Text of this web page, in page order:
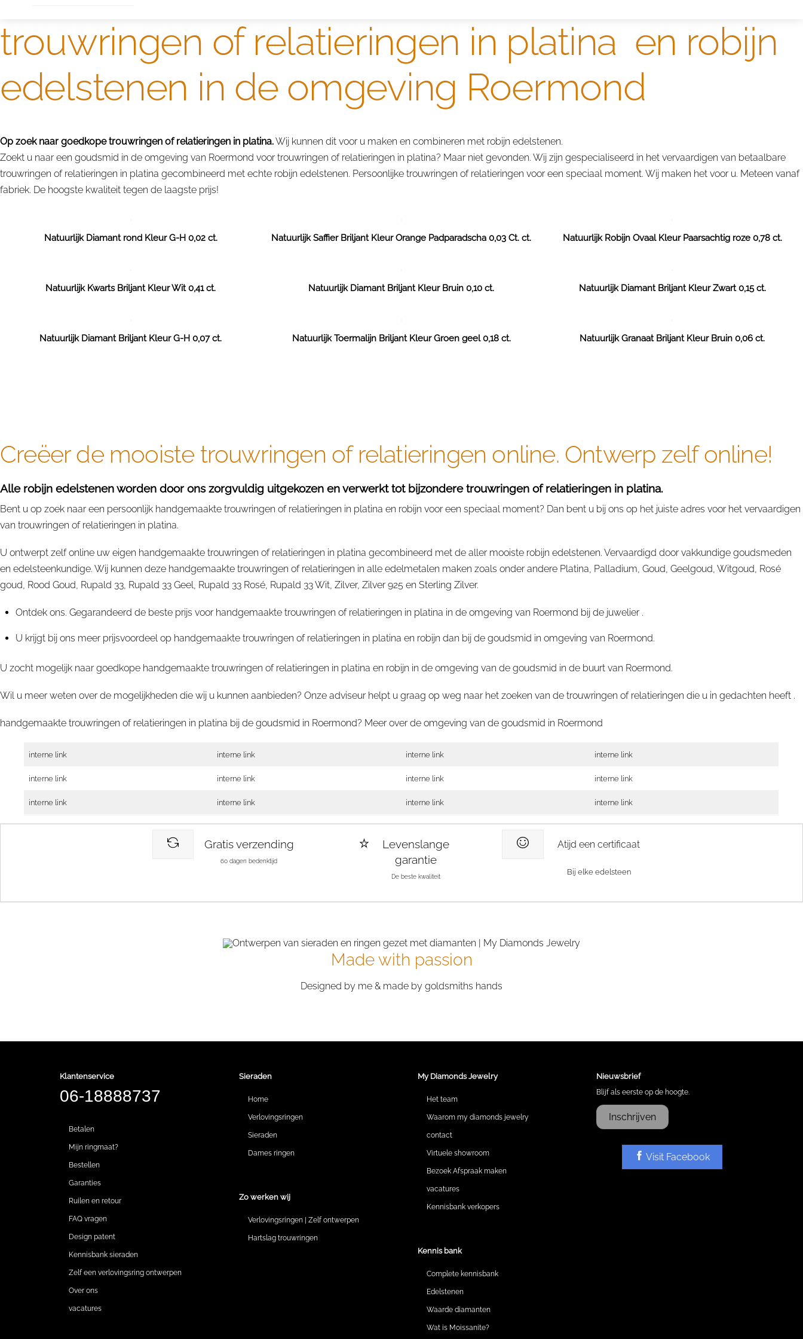
trouwringen of relatieringen in platina en robijn
edelstenen in de omgeving Roermond
Op zoek naar goedkope trouwringen of relatieringen in platina.Wij kunnen dit voor u maken en combineren met robijn edelstenen.
Zoekt u naar een goudsmid in de omgeving van Roermond voor trouwringen of relatieringen in platina? Maar niet gevonden. Wij zijn gespecialiseerd in het vervaardigen van betaalbare
trouwringen of relatieringen in platina gecombineerd met echte robijn edelstenen. Persoonlijke trouwringen of relatieringen voor een speciaal moment. Wij maken het voor u. Meteen vanaf
fabriek. De hoogste kwaliteit tegen de laagste prijs!
Natuurlijk Diamant rond Kleur G-H 0,02 ct. Natuurlijk Saffier Briljant Kleur Orange Padparadscha 0,03 Ct. ct. Natuurlijk Robijn Ovaal Kleur Paarsachtig roze 0,78 ct.
Natuurlijk Kwarts Briljant Kleur Wit 0,41 ct. Natuurlijk Diamant Briljant Kleur Bruin 0,10 ct. Natuurlijk Diamant Briljant Kleur Zwart 0,15 ct.
Natuurlijk Diamant Briljant Kleur G-H 0,07 ct. Natuurlijk Toermalijn Briljant Kleur Groen geel 0,18 ct. Natuurlijk Granaat Briljant Kleur Bruin 0,06 ct.
Creëer de mooiste trouwringen of relatieringen online. Ontwerp zelf online!
Alle robijn edelstenen worden door ons zorgvuldig uitgekozen en verwerkt tot bijzondere trouwringen of relatieringen in platina.
Bent u op zoek naar een persoonlijk handgemaakte trouwringen of relatieringen in platina en robijn voor een speciaal moment? Dan bent u bij ons op het juiste adres voor het vervaardigen
van trouwringen of relatieringen in platina.
U ontwerpt zelf online uw eigen handgemaakte trouwringen of relatieringen in platina gecombineerd met de aller mooiste robijn edelstenen. Vervaardigd door vakkundige goudsmeden
en edelsteenkundige. Wij kunnen deze handgemaakte trouwringen of relatieringen in alle edelmetalen maken zoals onder andere Platina, Palladium, Goud, Geelgoud, Witgoud, Rosé
goud, Rood Goud, Rupald 33, Rupald 33 Geel, Rupald 33 Rosé, Rupald 33 Wit, Zilver, Zilver 925 en Sterling Zilver.
Ontdek ons. Gegarandeerd de beste prijs voor handgemaakte trouwringen of relatieringen in platina in de omgeving van Roermond bij de juwelier .
U krijgt bij ons meer prijsvoordeel op handgemaakte trouwringen of relatieringen in platina en robijn dan bij de goudsmid in omgeving van Roermond.
U zocht mogelijk naar goedkope handgemaakte trouwringen of relatieringen in platina en robijn in de omgeving van de goudsmid in de buurt van Roermond.
Wil u meer weten over de mogelijkheden die wij u kunnen aanbieden? Onze adviseur helpt u graag op weg naar het zoeken van de trouwringen of relatieringen die u in gedachten heeft .
handgemaakte trouwringen of relatieringen in platina bij de goudsmid in Roermond? Meer over de omgeving van de goudsmid in Roermond
interne link interne link interne link interne link
interne link interne link interne link interne link
interne link interne link interne link interne link
Gratis verzending
60 dagen bedenktijd
Levenslange
garantie
De beste kwaliteit
Atijd een certificaat
Bij elke edelsteen
Made with passion
Designed by me & made by goldsmiths hands
Klantenservice
06-18888737
Betalen
Mijn ringmaat?
Bestellen
Garanties
Ruilen en retour
FAQ vragen
Design patent
Kennisbank sieraden
Zelf een verlovingsring ontwerpen
Over ons
vacatures
Sieraden
Home
Verlovingsringen
Sieraden
Dames ringen
Zo werken wij
Verlovingsringen | Zelf ontwerpen
Hartslag trouwringen
My Diamonds Jewelry
Het team
Waarom my diamonds jewelry
contact
Virtuele showroom
Bezoek Afspraak maken
vacatures
Kennisbank verkopers
Kennis bank
Complete kennisbank
Edelstenen
Waarde diamanten
Wat is Moissanite?
Nieuwsbrief
Blijf als eerste op de hoogte.
Inschrijven
Visit Facebook